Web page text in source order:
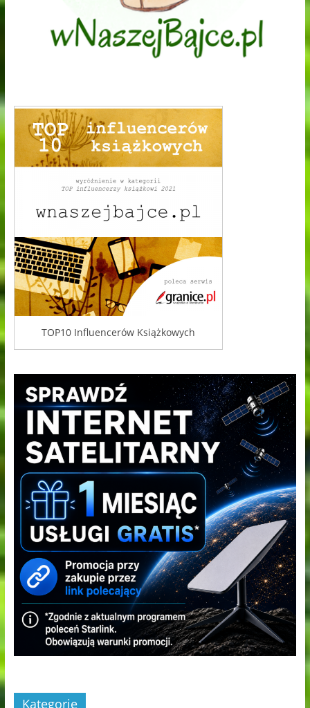
TOP10 Influencerów Książkowych
Kategorie